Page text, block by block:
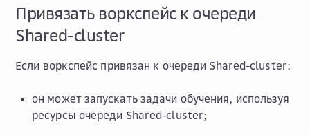
Привязать воркспейс к очереди
Shared-cluster
Если воркспейс привязан к очереди Shared-cluster:
он может запускать задачи обучения, используя
ресурсы очереди Shared-cluster;